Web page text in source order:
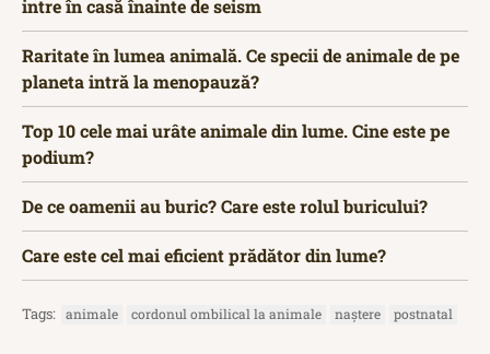
intre în casă înainte de seism
Raritate în lumea animală. Ce specii de animale de pe
planeta intră la menopauză?
Top 10 cele mai urâte animale din lume. Cine este pe
podium?
De ce oamenii au buric? Care este rolul buricului?
Care este cel mai eficient prădător din lume?
Tags: animale cordonul ombilical la animale naștere postnatal